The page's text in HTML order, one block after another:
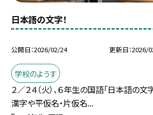
日本語の文字！
公開日 2026/02/24 更新日 2026/
学校のようす
２／２４（火）、６年生の国語「日本語の文
漢字や平仮名・片仮名...